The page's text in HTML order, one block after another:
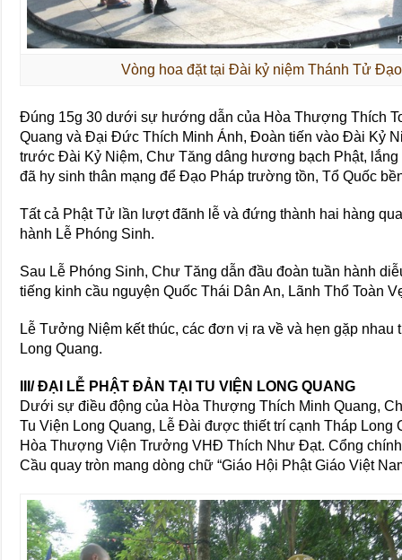
Vòng hoa đặt tại Đài kỷ niệm Thánh Tử
Đúng 15g 30 dưới sự hướng dẫn của Hòa Thượng Thích
Quang và Đại Đức Thích Minh Ánh, Đoàn tiến vào Đài Kỷ
trước Đài Kỷ Niệm, Chư Tăng dâng hương bạch Phật,
đã hy sinh thân mạng để Đạo Pháp trường tồn, Tổ Quốc
Tất cả Phật Tử lần lượt đãnh lễ và đứng thành hai hàng
hành Lễ Phóng Sinh.
Sau Lễ Phóng Sinh, Chư Tăng dẫn đầu đoàn tuần hành
tiếng kinh cầu nguyện Quốc Thái Dân An, Lãnh Thổ Toàn
Lễ Tưởng Niệm kết thúc, các đơn vị ra về và hẹn gặp
Long Quang.
III/ ĐẠI LỄ PHẬT ĐẢN TẠI TU VIỆN LONG QUANG
Dưới sự điều động của Hòa Thượng Thích Minh Quang,
Tu Viện Long Quang, Lễ Đài được thiết trí cạnh Tháp
Hòa Thượng Viện Trưởng VHĐ Thích Như Đạt. Cổng
Cầu quay tròn mang dòng chữ “Giáo Hội Phật Giáo Việt